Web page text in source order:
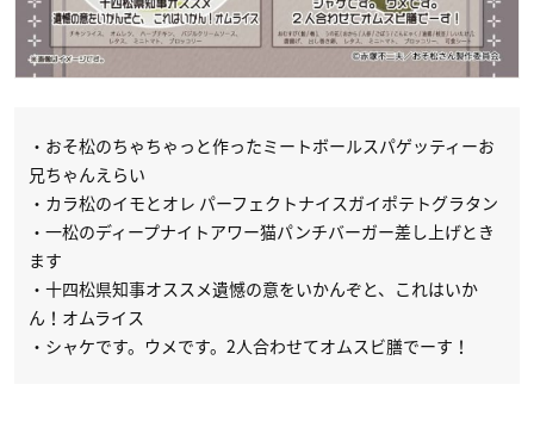
・おそ松のちゃちゃっと作ったミートボールスパゲッティーお
兄ちゃんえらい
・カラ松のイモとオレ パーフェクトナイスガイポテトグラタン
・一松のディープナイトアワー猫パンチバーガー差し上げとき
ます
・十四松県知事オススメ遺憾の意をいかんぞと、これはいか
ん！オムライス
・シャケです。ウメです。2人合わせてオムスビ膳でーす！